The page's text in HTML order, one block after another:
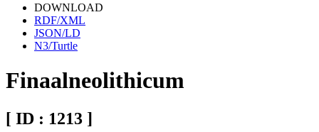
DOWNLOAD
RDF/XML
JSON/LD
N3/Turtle
Finaalneolithicum
[ ID : 1213 ]